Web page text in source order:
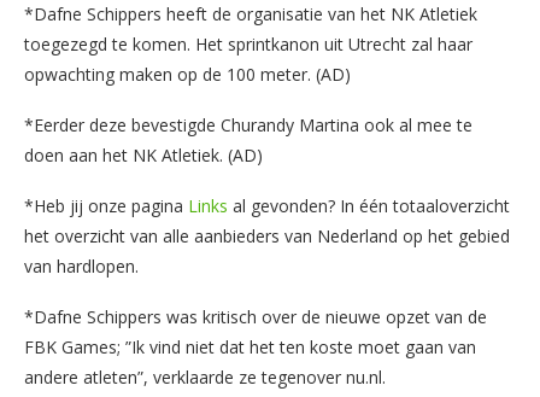
*Dafne Schippers heeft de organisatie van het NK Atletiek
toegezegd te komen. Het sprintkanon uit Utrecht zal haar
opwachting maken op de 100 meter. (AD)
*Eerder deze bevestigde Churandy Martina ook al mee te
doen aan het NK Atletiek. (AD)
*Heb jij onze pagina Links al gevonden? In één totaaloverzicht
het overzicht van alle aanbieders van Nederland op het gebied
van hardlopen.
*Dafne Schippers was kritisch over de nieuwe opzet van de
FBK Games; ”Ik vind niet dat het ten koste moet gaan van
andere atleten”, verklaarde ze tegenover nu.nl.